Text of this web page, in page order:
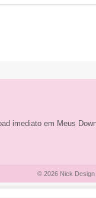
imediato em Meus
© 2026 Nick